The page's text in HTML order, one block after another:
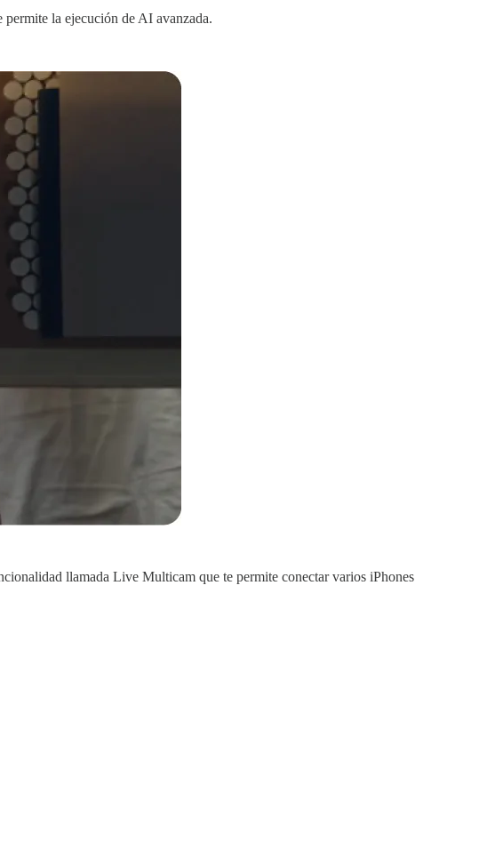
la ejecución de AI avanzada.
llamada Live Multicam que te permite conectar varios iPhones